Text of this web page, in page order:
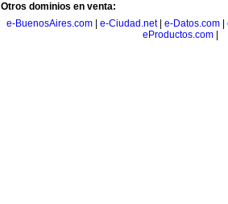
Otros dominios en venta:
e-BuenosAires.com| e-Ciudad.net| e-Datos.com|
eProductos.com